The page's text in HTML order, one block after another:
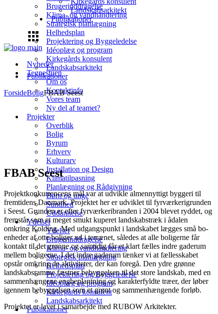
Landskabsarkitekt
Publikationer
Nyheder
Tegnestuen
Om os
Kontaktinfo
Vores team
Ny del af teamet?
Projekter
Overblik
Bolig
Byrum
Erhverv
Kulturarv
Installation og Design
Klimatilpasning
Planlægning og Rådgivning
Børn og unge
Sundhed
Uddannelse
Ydelser
Ydelser
Brugerinddragelse
Klima- og vandhåndtering
Strategisk planlægning
Helhedsplan
Projektering og Byggeledelse
Idéoplæg og program
Kirkegårds konsulent
Landskabsarkitekt
Publikationer
Brugerinddragelse
Klima- og vandhåndtering
Strategisk planlægning
Helhedsplan
Projektering og Byggeledelse
Idéoplæg og program
Kirkegårds konsulent
Landskabsarkitekt
Publikationer
ForsideBoligFBAB Seest
FBAB Seest
Projektkonkurrencens mål var at udvikle al­mennyttigt byggeri til
fremtidens Danmark. Projektet her er udviklet til fyrværkerigrun­den
i Seest. Grunden er efter fyrværkeri­branden i 2004 blevet ryddet, og
fremstår som et meget smukt kuperet landskab­stræk i ådalen
omkring Kolding. Med udgangspunkt i landskabet lægges små bo-
enheder af otte boliger ud i terræ­net, således at alle boligerne får
kontakt til det grønne og samtidig får et klart fælles indre gaderum
mellem boligerne. I det indre gaderum tænker vi at fællesskabet
opstår omkring de aktiviteter, der kan foregå. Den ydre grønne
landskabsramme fæstner bebyggelsen til det store landskab, med en
sammenhængene engbeplantning og karakterfyldte træer, der løber
igen­nem bebyggelsen som et grønt og sam­menhængende forløb.
Projektet er lavet i samarbejde med RUBOW Arkitekter.